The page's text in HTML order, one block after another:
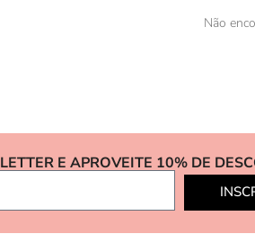
Não
E APROVEITE 10% DE